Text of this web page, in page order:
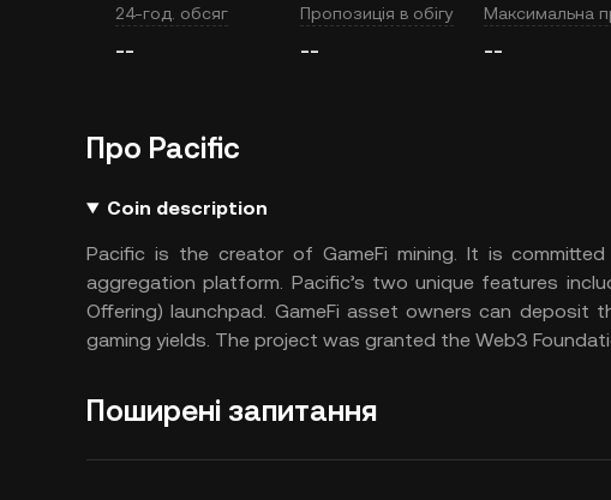
24-год. обсяг
--
Пропозиція в обігу
--
Максимальна
--
Про Pacific
Coin description
Pacific is the creator of GameFi mining. It is
aggregation platform. Pacific’s two unique features
Offering) launchpad. GameFi asset owners can deposit
gaming yields. The project was granted the Web3
Поширені запитання